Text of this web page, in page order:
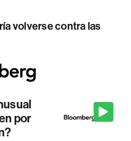
volverse contra las
por